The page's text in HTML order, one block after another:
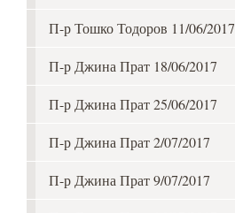
П-р Тошко Тодоров 11/06/2017
П-р Джина Прат 18/06/2017
П-р Джина Прат 25/06/2017
П-р Джина Прат 2/07/2017
П-р Джина Прат 9/07/2017